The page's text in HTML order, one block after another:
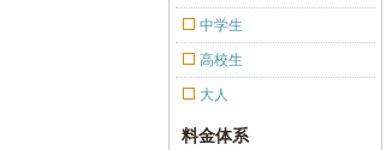
中学生
高校生
大人
料金体系